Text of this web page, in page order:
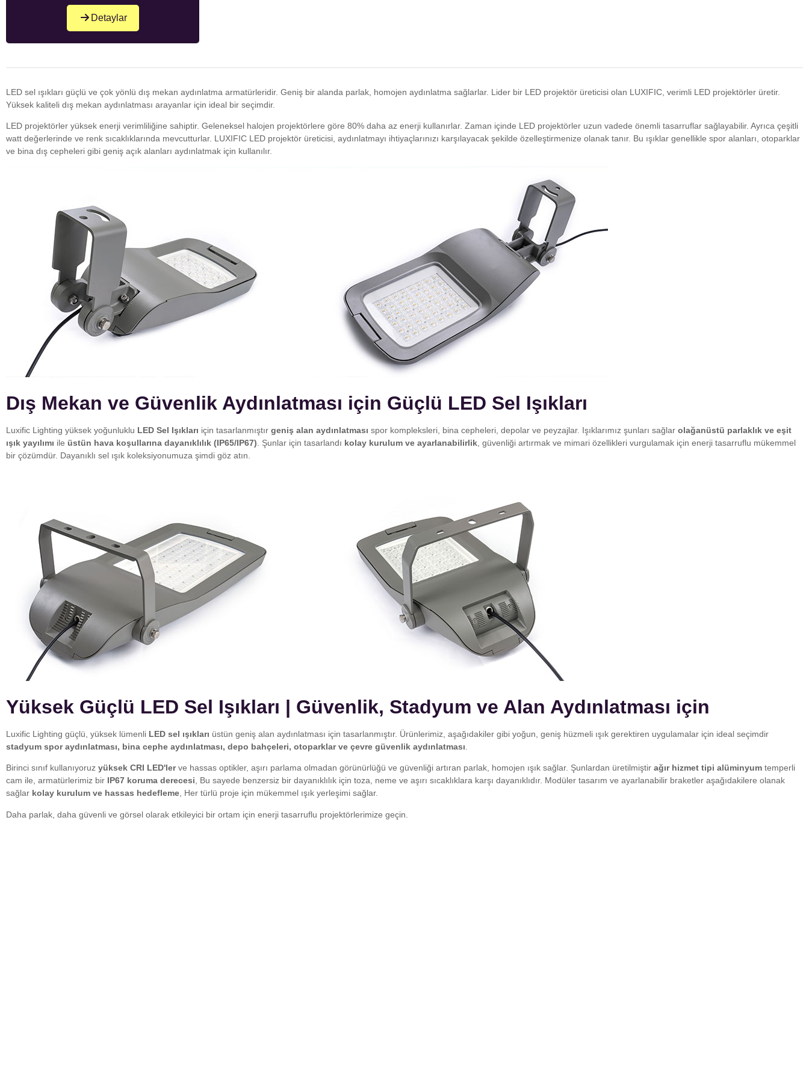
Detaylar
LED sel ışıkları güçlü ve çok yönlü dış mekan aydınlatma armatürleridir. Geniş bir alanda parlak, homojen aydınlatma sağlarlar. Lider bir LED projektör üreticisi olan LUXIFIC, verimli LED projektörler üretir.
Yüksek kaliteli dış mekan aydınlatması arayanlar için ideal bir seçimdir.
LED projektörler yüksek enerji verimliliğine sahiptir. Geleneksel halojen projektörlere göre 80% daha az enerji kullanırlar. Zaman içinde LED projektörler uzun vadede önemli tasarruflar sağlayabilir. Ayrıca çeşitli
watt değerlerinde ve renk sıcaklıklarında mevcutturlar. LUXIFIC LED projektör üreticisi, aydınlatmayı ihtiyaçlarınızı karşılayacak şekilde özelleştirmenize olanak tanır. Bu ışıklar genellikle spor alanları, otoparklar
ve bina dış cepheleri gibi geniş açık alanları aydınlatmak için kullanılır.
Dış Mekan ve Güvenlik Aydınlatması için Güçlü LED Sel Işıkları
Luxific Lighting yüksek yoğunluklu LED Sel Işıkları için tasarlanmıştır geniş alan aydınlatması spor kompleksleri, bina cepheleri, depolar ve peyzajlar. Işıklarımız şunları sağlar olağanüstü parlaklık ve eşit
ışık yayılımı ile üstün hava koşullarına dayanıklılık (IP65/IP67) . Şunlar için tasarlandı kolay kurulum ve ayarlanabilirlik , güvenliği artırmak ve mimari özellikleri vurgulamak için enerji tasarruflu mükemmel
bir çözümdür. Dayanıklı sel ışık koleksiyonumuza şimdi göz atın.
Yüksek Güçlü LED Sel Işıkları | Güvenlik, Stadyum ve Alan Aydınlatması için
Luxific Lighting güçlü, yüksek lümenli LED sel ışıkları üstün geniş alan aydınlatması için tasarlanmıştır. Ürünlerimiz, aşağıdakiler gibi yoğun, geniş hüzmeli ışık gerektiren uygulamalar için ideal seçimdir
stadyum spor aydınlatması, bina cephe aydınlatması, depo bahçeleri, otoparklar ve çevre güvenlik aydınlatması
Birinci sınıf kullanıyoruz yüksek CRI LED'lerve hassas optikler, aşırı parlama olmadan görünürlüğü ve güvenliği artıran parlak, homojen ışık sağlar. Şunlardan üretilmiştir ağır hizmet tipi alüminyum temperli
cam ile, armatürlerimiz bir IP67 koruma derecesi, Bu sayede benzersiz bir dayanıklılık için toza, neme ve aşırı sıcaklıklara karşı dayanıklıdır. Modüler tasarım ve ayarlanabilir braketler aşağıdakilere olanak
sağlar kolay kurulum ve hassas hedefleme, Her türlü proje için mükemmel ışık yerleşimi sağlar.
Daha parlak, daha güvenli ve görsel olarak etkileyici bir ortam için enerji tasarruflu projektörlerimize geçin.